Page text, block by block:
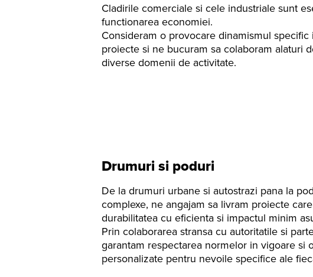
Cladirile comerciale si cele industriale sunt
functionarea economiei.
Consideram o provocare dinamismul
proiecte si ne bucuram sa colaboram alaturi
diverse domenii de activitate.
Drumuri si poduri
De la drumuri urbane si autostrazi pana la
complexe, ne angajam sa livram proiecte
durabilitatea cu eficienta si impactul minim
Prin colaborarea stransa cu autoritatile si
garantam respectarea normelor in vigoare si
personalizate pentru nevoile specifice ale